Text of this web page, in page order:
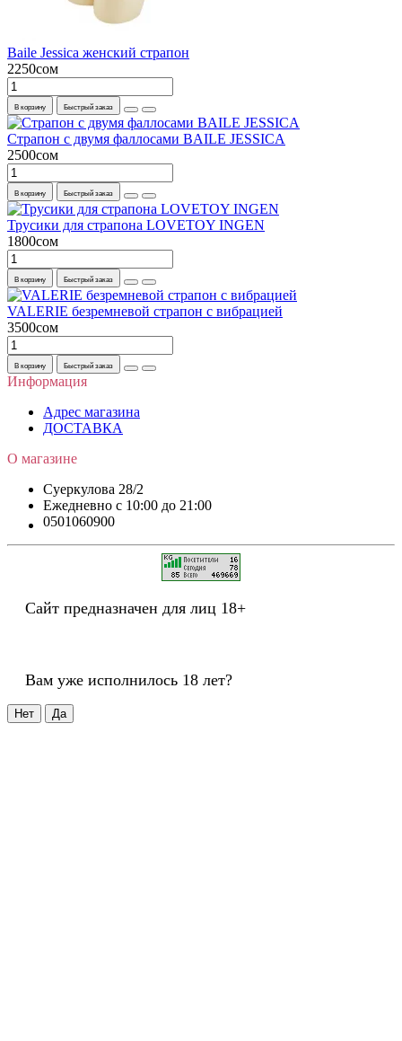
Baile Jessica женский страпон
2250сом
В корзину Быстрый заказ
Страпон с двумя фаллосами BAILE JESSICA
2500сом
В корзину Быстрый заказ
Трусики для страпона LOVETOY INGEN
1800сом
В корзину Быстрый заказ
VALERIE безремневой страпон с вибрацией
3500сом
В корзину Быстрый заказ
Информация
Адрес магазина
ДОСТАВКА
О магазине
Суеркулова 28/2
Ежедневно c 10:00 до 21:00
0501060900
Сайт предназначен для лиц 18+
Вам уже исполнилось 18 лет?
Нет Да